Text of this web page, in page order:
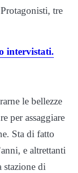
tre
intervistati.
le bellezze
per assaggiare
Sta di fatto
e altrettanti
stazione di